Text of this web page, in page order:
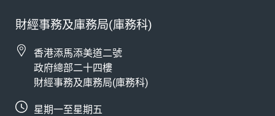
財經事務及庫務局(庫務科)
香港添馬添美道二號
政府總部二十四樓
財經事務及庫務局(庫務科)
星期一至星期五